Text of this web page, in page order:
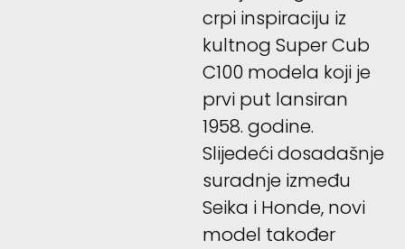
crpi inspiraciju iz
kultnog Super Cub
C100 modela koji je
prvi put lansiran
1958. godine.
Slijedeći dosadašnje
suradnje između
Seika i Honde, novi
model također